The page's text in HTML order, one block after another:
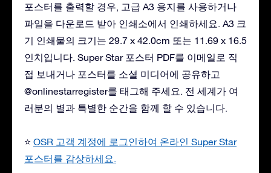
포스터를 출력할 경우, 고급 A3 용지를 사용하거나
파일을 다운로드 받아 인쇄소에서 인쇄하세요. A3 크
기 인쇄물의 크기는 29.7 x 42.0cm 또는 11.69 x 16.5
인치입니다. Super Star 포스터 PDF를 이메일로 직
접 보내거나 포스터를 소셜 미디어에 공유하고
@onlinestarregister를 태그해 주세요. 전 세계가 여
러분의 별과 특별한 순간을 함께 할 수 있습니다.
⭐ OSR 고객 계정에 로그인하여 온라인 Super Star
포스터를 감상하세요.